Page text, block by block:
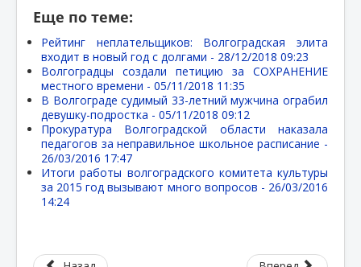
Еще по теме:
Рейтинг неплательщиков: Волгоградская элита
входит в новый год с долгами - 28/12/2018 09:23
Волгоградцы создали петицию за СОХРАНЕНИЕ
местного времени - 05/11/2018 11:35
В Волгограде судимый 33-летний мужчина ограбил
девушку-подростка - 05/11/2018 09:12
Прокуратура Волгоградской области наказала
педагогов за неправильное школьное расписание -
26/03/2016 17:47
Итоги работы волгоградского комитета культуры
за 2015 год вызывают много вопросов - 26/03/2016
14:24